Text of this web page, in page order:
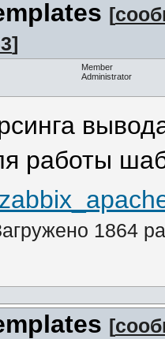
[
]
Member
Administrator
работы
1864
[